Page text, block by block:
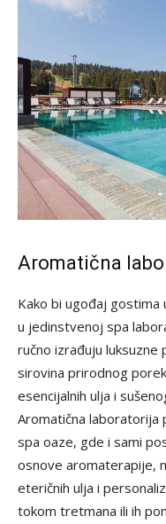
Aromatična
Kako bi ugođaj gostima
u jedinstvenoj spa
ručno izrađuju
sirovina prirodnog
esencijalnih ulja i
Aromatična
spa oaze, gde i sami
osnove aromaterapije,
eteričnih ulja i
tokom tretmana ili ih